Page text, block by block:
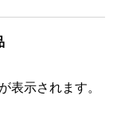
表示されます。